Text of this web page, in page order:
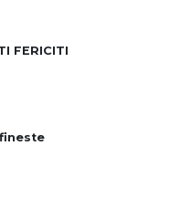
FERICITI